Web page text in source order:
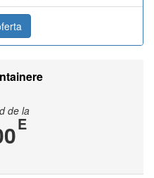
de la
E